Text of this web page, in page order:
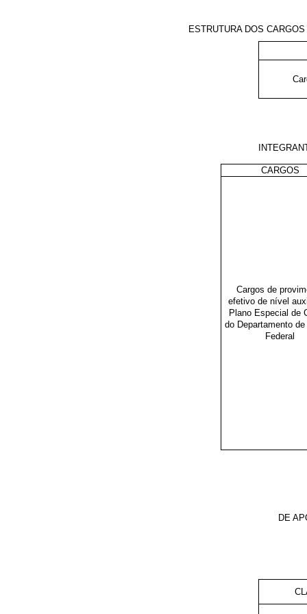
ESTRUTURA DOS
CARGOS
Cargos de
efetivo de nível
Plano Especial de
do Departamento
Federal
DE